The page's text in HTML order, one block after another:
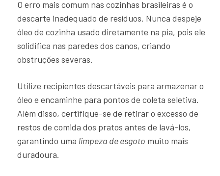
O erro mais comum nas cozinhas brasileiras é o
descarte inadequado de resíduos. Nunca despeje
óleo de cozinha usado diretamente na pia, pois ele
solidifica nas paredes dos canos, criando
obstruções severas.
Utilize recipientes descartáveis para armazenar o
óleo e encaminhe para pontos de coleta seletiva.
Além disso, certifique-se de retirar o excesso de
restos de comida dos pratos antes de lavá-los,
garantindo uma limpeza de esgoto muito mais
duradoura.